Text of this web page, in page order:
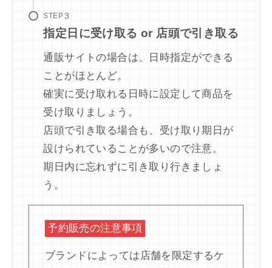
STEP
指定日に受け取る or 店頭で引き取る
通販サイトの場合は、日時指定ができる
ことがほとんど。
確実に受け取れる日時に設定して商品を
受け取りましょう。
店頭で引き取る場合も、受け取り期日が
設けられていることが多いので注意。
期日内に忘れずに引き取り行きましょ
う。
予約販売の注意事項
ブランドによっては店舗を限定するケ